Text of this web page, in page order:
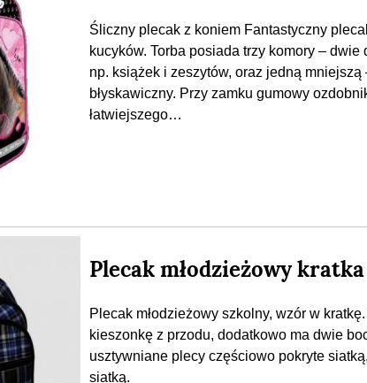
Śliczny plecak z koniem Fantastyczny
kucyków. Torba posiada trzy komory –
np. książek i zeszytów, oraz jedną
błyskawiczny. Przy zamku gumowy
łatwiejszego…
Plecak młodzieżowy
Plecak młodzieżowy szkolny, wzór w
kieszonkę z przodu, dodatkowo ma dwie
usztywniane plecy częściowo pokryte
siatką.